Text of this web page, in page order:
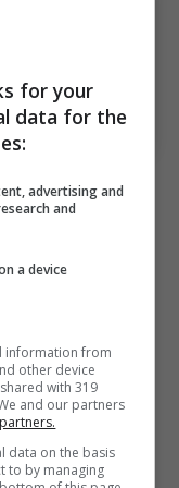
Gil;(Photo by
natura, ma
quali ala
così una
a
alle cifre
per il
la
for your
data for the
advertising and
and
a device
information from
other device
with 319
and our partners
data on the basis
to by managing